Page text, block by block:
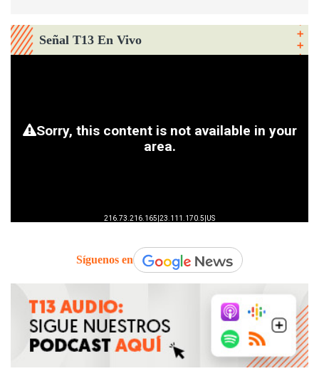
Señal T13 En Vivo
Síguenos en